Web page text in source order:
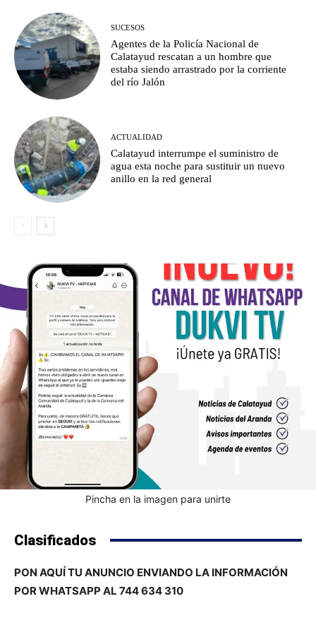
SUCESOS
Agentes de la Policía Nacional de
Calatayud rescatan a un hombre que
estaba siendo arrastrado por la corriente
del río Jalón
ACTUALIDAD
Calatayud interrumpe el suministro de
agua esta noche para sustituir un nuevo
anillo en la red general
Pincha en la imagen para unirte
Clasificados
PON AQUÍ TU ANUNCIO ENVIANDO LA INFORMACIÓN
POR WHATSAPP AL 744 634 310